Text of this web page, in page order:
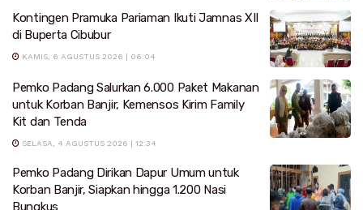
Kontingen Pramuka Pariaman Ikuti Jamnas XII
di Buperta Cibubur
KAMIS, 6 AGUSTUS 2026 | 06:04
Pemko Padang Salurkan 6.000 Paket Makanan
untuk Korban Banjir, Kemensos Kirim Family
Kit dan Tenda
SELASA, 4 AGUSTUS 2026 | 12:34
Pemko Padang Dirikan Dapur Umum untuk
Korban Banjir, Siapkan hingga 1.200 Nasi
Bungkus